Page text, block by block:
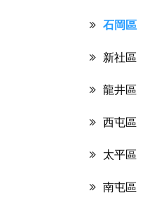
石岡區
新社區
龍井區
西屯區
太平區
南屯區